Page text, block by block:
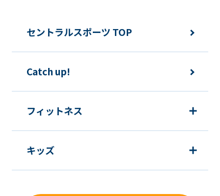
セントラルスポーツ TOP
Catch up!
フィットネス
キッズ